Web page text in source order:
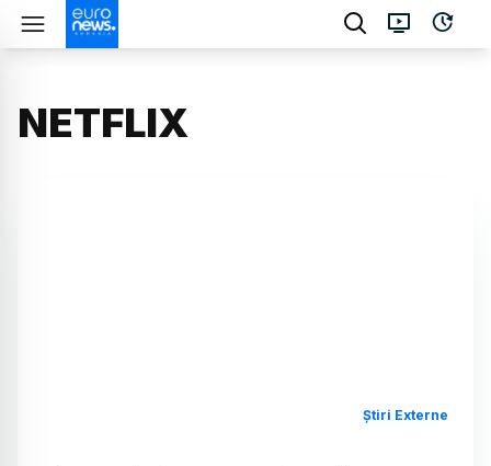
NETFLIX
Știri Externe